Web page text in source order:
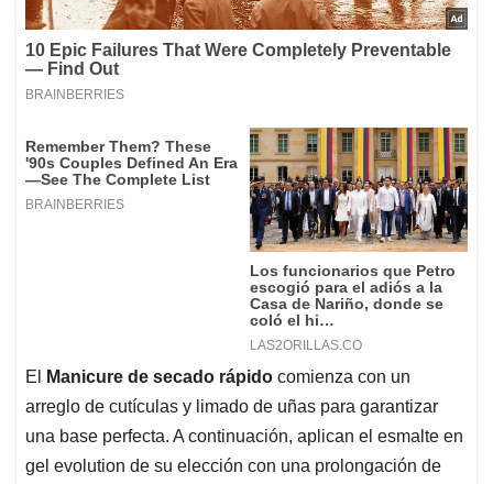
El Manicure de secado rápido comienza con un
arreglo de cutículas y limado de uñas para garantizar
una base perfecta. A continuación, aplican el esmalte en
gel evolution de su elección con una prolongación de